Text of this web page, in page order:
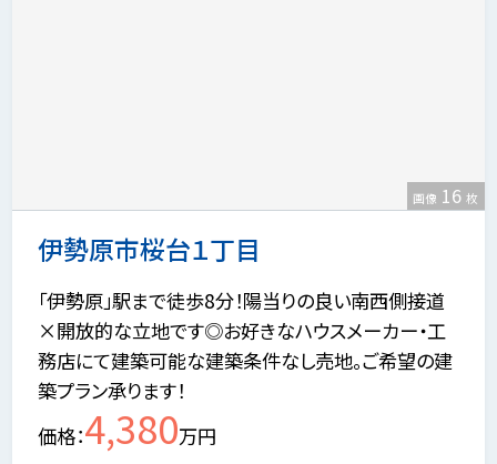
伊勢原市桜台１丁目
画像 16 枚
「伊勢原」駅まで徒歩8分！陽当りの良い南西側接道
×開放的な立地です◎お好きなハウスメーカー・工
務店にて建築可能な建築条件なし売地。ご希望の建
築プラン承ります！
価格 4,380万円